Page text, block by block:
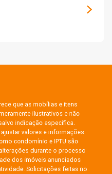
que as mobílias e itens
ilustrativos e não
indicação específica.
valores e informações
condomínio e IPTU são
durante o processo
dos imóveis anunciados
Solicitações feitas no